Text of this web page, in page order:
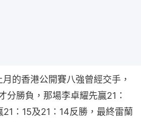
的香港公開賽八強曾經交手，
分勝負，那場李卓耀先贏21：
：15及21：14反勝，最終雷蘭